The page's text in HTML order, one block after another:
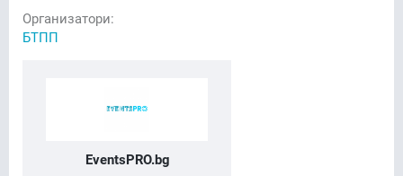
Организатори:
БТПП
EventsPRO.bg